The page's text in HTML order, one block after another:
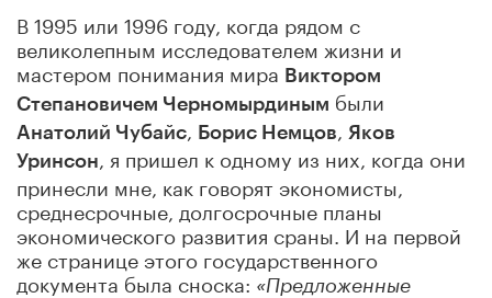
В 1995 или 1996 году, когда рядом с
великолепным исследователем жизни и
мастером понимания мира Виктором
Степановичем Черномырдиным были
Анатолий Чубайс Борис Немцов
Яков
Уринсон
, я пришел к одному из них, когда они
принесли мне, как говорят экономисты,
среднесрочные, долгосрочные планы
экономического развития сраны. И на первой
же странице этого государственного
документа была сноска:«Предложенные